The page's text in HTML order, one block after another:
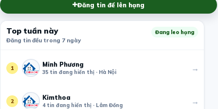
Đăng tin để lên hạng
Top tuần này
Đăng tin đều trong 7 ngày
Đang leo hạng
1 Minh Phương
35 tin đang hiển thị · Hà Nội →
2 Kimthoa
4 tin đang hiển thị · Lâm Đồng →